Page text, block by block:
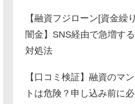
【融資フジローン[資金繰
闇金】SNS経由で急増す
対処法
【口コミ検証】融資のマ
トは危険？申し込み前に